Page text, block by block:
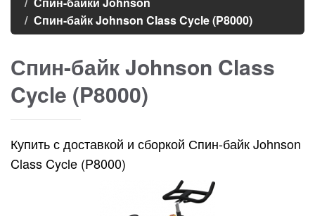
Спин-байк Johnson Class Cycle (P8000)
Спин-байк Johnson Class
Cycle (P8000)
Купить с доставкой и сборкой Спин-байк Johnson
Class Cycle (P8000)